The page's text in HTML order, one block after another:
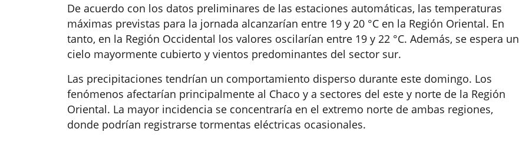
De acuerdo con los datos preliminares de las estaciones automáticas, las temperaturas
máximas previstas para la jornada alcanzarían entre 19 y 20 °C en la Región Oriental. En
tanto, en la Región Occidental los valores oscilarían entre 19 y 22 °C. Además, se espera un
cielo mayormente cubierto y vientos predominantes del sector sur.
Las precipitaciones tendrían un comportamiento disperso durante este domingo. Los
fenómenos afectarían principalmente al Chaco y a sectores del este y norte de la Región
Oriental. La mayor incidencia se concentraría en el extremo norte de ambas regiones,
donde podrían registrarse tormentas eléctricas ocasionales.